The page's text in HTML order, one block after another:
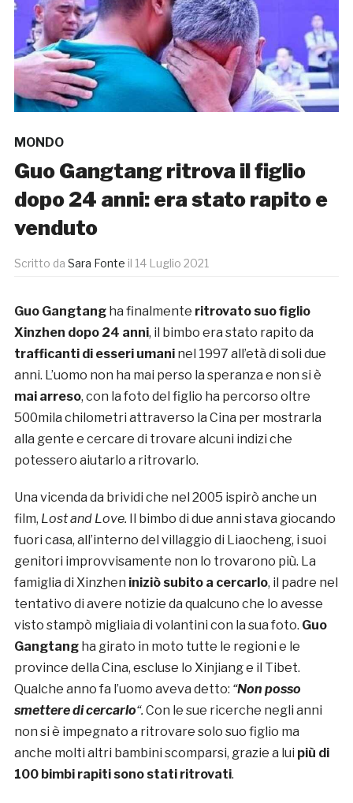
MONDO
Guo Gangtang ritrova il figlio
dopo 24 anni: era stato rapito e
venduto
Scritto da Sara Fonte il 14 Luglio 2021
Guo Gangtangha finalmente ritrovato suo figlio
Xinzhen dopo 24 anni, il bimbo era stato rapito da
trafficanti di esseri umaninel 1997 all’età di soli due
anni. L’uomo non ha mai perso la speranza e non si è
mai arreso, con la foto del figlio ha percorso oltre
500mila chilometri attraverso la Cina per mostrarla
alla gente e cercare di trovare alcuni indizi che
potessero aiutarlo a ritrovarlo.
Una vicenda da brividi che nel 2005 ispirò anche un
film, Lost and Love.
Il bimbo di due anni stava giocando
fuori casa, all’interno del villaggio di Liaocheng, i suoi
genitori improvvisamente non lo trovarono più. La
famiglia di Xinzhen iniziò subito a cercarlo, il padre nel
tentativo di avere notizie da qualcuno che lo avesse
visto stampò migliaia di volantini con la sua foto. Guo
Gangtang ha girato in moto tutte le regioni e le
province della Cina, escluse lo Xinjiang e il Tibet.
Qualche anno fa l’uomo aveva detto: “Non posso
smettere di cercarlo“. Con le sue ricerche negli anni
non si è impegnato a ritrovare solo suo figlio ma
anche molti altri bambini scomparsi, grazie a lui più di
100 bimbi rapiti sono stati ritrovati.